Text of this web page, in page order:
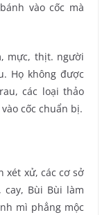
vào cốc mà
mực, thịt. người
Họ không được
các loại thảo
cốc chuẩn bị.
xét xử, các cơ sở
Bùi Bùi làm
mì phẳng mộc